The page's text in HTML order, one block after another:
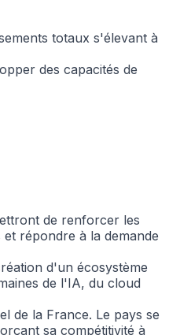
totaux s'élevant à
des capacités de
de renforcer les
répondre à la demande
d'un écosystème
de l'IA, du cloud
de la France. Le pays se
sa compétitivité à